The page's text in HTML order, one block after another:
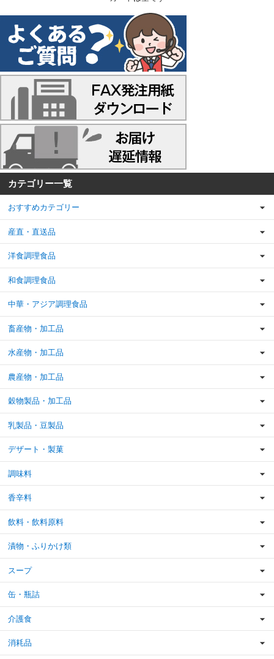
カテゴリー一覧
おすすめカテゴリー
産直・直送品
洋食調理食品
和食調理食品
中華・アジア調理食品
畜産物・加工品
水産物・加工品
農産物・加工品
穀物製品・加工品
乳製品・豆製品
デザート・製菓
調味料
香辛料
飲料・飲料原料
漬物・ふりかけ類
スープ
缶・瓶詰
介護食
消耗品